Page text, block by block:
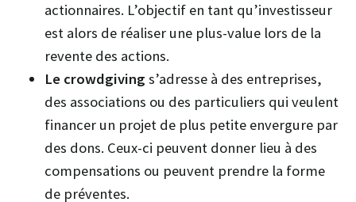
actionnaires. L’objectif en tant qu’investisseur
est alors de réaliser une plus-value lors de la
revente des actions.
Le crowdgiving s’adresse à des entreprises,
des associations ou des particuliers qui veulent
financer un projet de plus petite envergure par
des dons. Ceux-ci peuvent donner lieu à des
compensations ou peuvent prendre la forme
de préventes.